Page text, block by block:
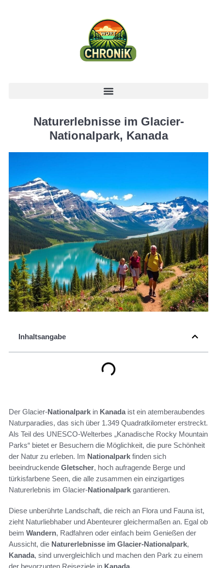
Naturerlebnisse im Glacier-
Nationalpark, Kanada
Inhaltsangabe
Der Glacier-Nationalpark in Kanadaist ein atemberaubendes
Naturparadies, das sich über 1.349 Quadratkilometer erstreckt.
Als Teil des UNESCO-Welterbes „Kanadische Rocky Mountain
Parks“ bietet er Besuchern die Möglichkeit, die pure Schönheit
der Natur zu erleben. Im Nationalpark finden sich
beeindruckende Gletscher, hoch aufragende Berge und
türkisfarbene Seen, die alle zusammen ein einzigartiges
Naturerlebnis im Glacier-Nationalpark garantieren.
Diese unberührte Landschaft, die reich an Flora und Fauna ist,
zieht Naturliebhaber und Abenteurer gleichermaßen an. Egal ob
beim Wandern, Radfahren oder einfach beim Genießen der
Aussicht, die Naturerlebnisse im Glacier-Nationalpark,
Kanada, sind unvergleichlich und machen den Park zu einem